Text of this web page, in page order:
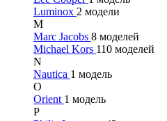
Luminox 2 модели
M
Marc Jacobs 8 моделей
Michael Kors 110 моделей
N
Nautica 1 модель
O
Orient 1 модель
P